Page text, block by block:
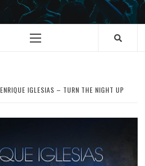
Primary
ENRIQUE IGLESIAS – TURN THE NIGHT UP